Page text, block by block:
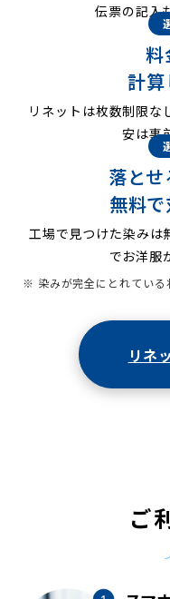
伝票の記入
料
計算
リネットは枚数制限な
安は事
落と
無料
工場で見つけた染みは
でお洋服
※ 染みが完全にとれている
リネ
ご